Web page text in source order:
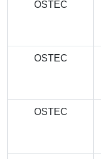
OSTEC
OSTEC
OSTEC